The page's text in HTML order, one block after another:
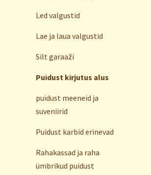
Led valgustid
Lae ja laua valgustid
Silt garaaži
Puidust kirjutus alus
puidust meeneid ja
suveniirid
Puidust karbid erinevad
Rahakassad ja raha
ümbrikud puidust